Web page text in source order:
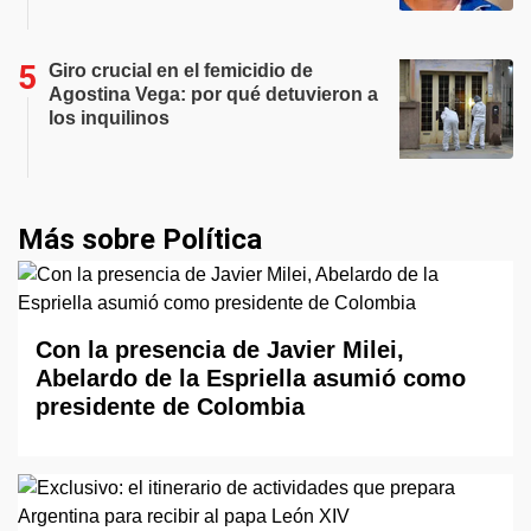
Giro crucial en el femicidio de
Agostina Vega: por qué detuvieron a
los inquilinos
Más sobre Política
Con la presencia de Javier Milei,
Abelardo de la Espriella asumió como
presidente de Colombia